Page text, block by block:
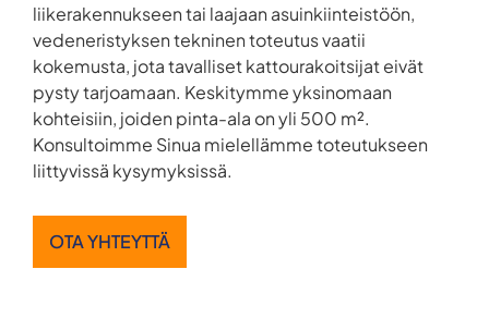
liikerakennukseen tai laajaan asuinkiinteistöön,
vedeneristyksen tekninen toteutus vaatii
kokemusta, jota tavalliset kattourakoitsijat eivät
pysty tarjoamaan. Keskitymme yksinomaan
kohteisiin, joiden pinta-ala on yli 500 m².
Konsultoimme Sinua mielellämme toteutukseen
liittyvissä kysymyksissä.
OTA YHTEYTTÄ